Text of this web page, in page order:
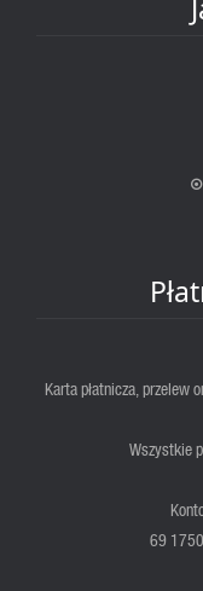
Karta płatnicza, przelew
Wszystkie
69